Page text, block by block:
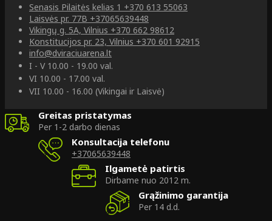
Senasis Pilaitės kelias 1 +370 613 55063
Laisvės pr. 77B +37065639448
Vikingų g. 5A, Vilnius +370 662 98612
Konstitucijos pr. 23, Vilnius +370 601 92915
info@dviraciuarena.lt
I - V 10.00 - 19.00 val.
VI 10.00 - 17.00 val.
VII 10.00 - 16.00 (Vikingai ir Laisvė)
Greitas pristatymas
Per 1-2 darbo dienas
Konsultacija telefonu
+37065639448
Ilgametė patirtis
Dirbame nuo 2012 m.
Grąžinimo garantija
Per 14 d.d.